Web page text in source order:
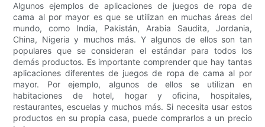
Algunos ejemplos de aplicaciones de juegos de ropa de
cama al por mayor es que se utilizan en muchas áreas del
mundo, como India, Pakistán, Arabia Saudita, Jordania,
China, Nigeria y muchos más. Y algunos de ellos son tan
populares que se consideran el estándar para todos los
demás productos. Es importante comprender que hay tantas
aplicaciones diferentes de juegos de ropa de cama al por
mayor. Por ejemplo, algunos de ellos se utilizan en
habitaciones de hotel, hogar y oficina, hospitales,
restaurantes, escuelas y muchos más. Si necesita usar estos
productos en su propia casa, puede comprarlos a un precio